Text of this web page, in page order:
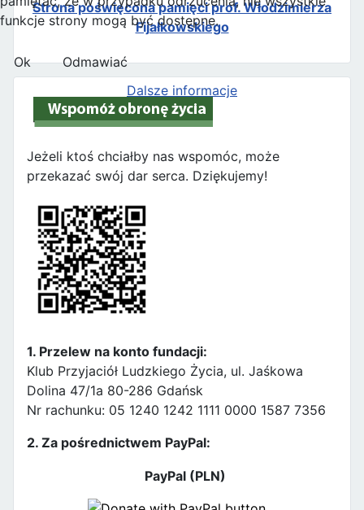
Strona poświęcona pamięci prof. Włodzimierza
Fijałkowskiego
Jeżeli ktoś chciałby nas wspomóc, może
przekazać swój dar serca. Dziękujemy!
1. Przelew na konto fundacji:
Klub Przyjaciół Ludzkiego Życia, ul. Jaśkowa
Dolina 47/1a 80-286 Gdańsk
Nr rachunku: 05 1240 1242 1111 0000 1587 7356
2. Za pośrednictwem PayPal:
PayPal (PLN)
funkcje strony mogą być dostępne.
Ok
Odmawiać
Dalsze informacje